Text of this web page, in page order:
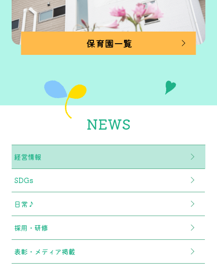
保育園一覧
NEWS
経営情報
SDGs
日常♪
採用・研修
表彰・メディア掲載